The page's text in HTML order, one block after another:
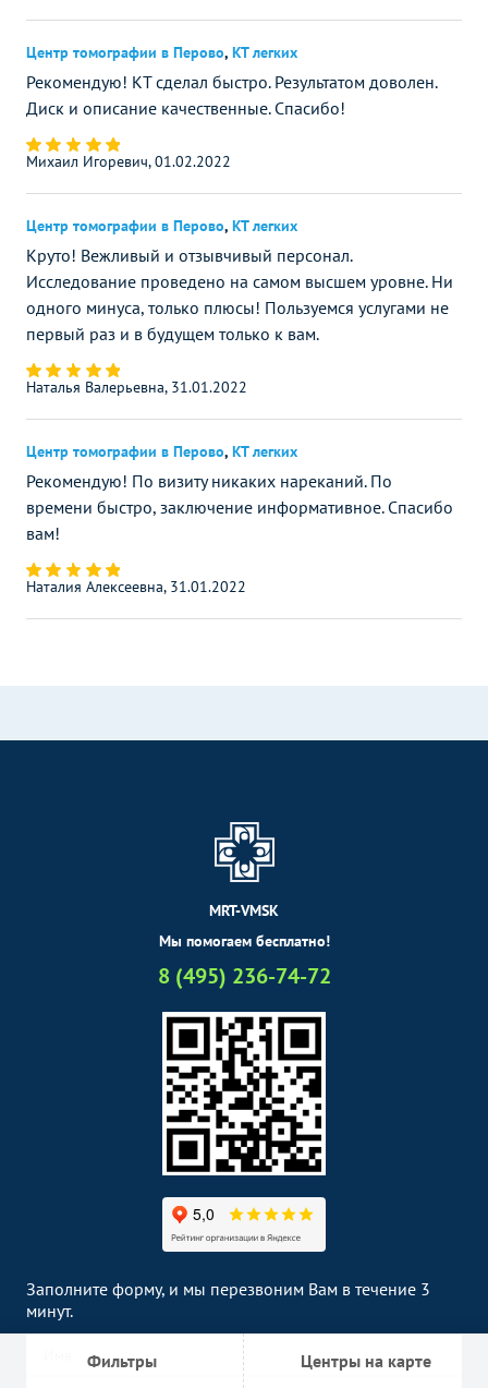
Фильтры Центры на карте
Центр томографии в Перово, КТ легких
Рекомендую! КТ сделал быстро. Результатом доволен.
Диск и описание качественные. Спасибо!
Михаил Игоревич, 01.02.2022
Центр томографии в Перово, КТ легких
Круто! Вежливый и отзывчивый персонал.
Исследование проведено на самом высшем уровне. Ни
одного минуса, только плюсы! Пользуемся услугами не
первый раз и в будущем только к вам.
Наталья Валерьевна, 31.01.2022
Центр томографии в Перово, КТ легких
Рекомендую! По визиту никаких нареканий. По
времени быстро, заключение информативное. Спасибо
вам!
Наталия Алексеевна, 31.01.2022
MRT-VMSK
Мы помогаем бесплатно!
8 (495) 236-74-72
Заполните форму, и мы перезвоним Вам в течение 3
минут.